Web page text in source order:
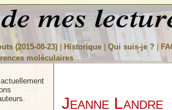
(2015-08-23) | Historique| Qui suis-je ? |
moléculaires
Jeanne Landre